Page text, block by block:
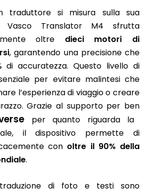
traduttore si misura sulla sua
Vasco Translator M4 sfrutta
oltre dieci motori di
, garantendo una precisione che
di accuratezza. Questo livello di
per evitare malintesi che
l’esperienza di viaggio o creare
Grazie al supporto per ben
per quanto riguarda la
il dispositivo permette di
con oltre il 90% della
.
di foto e testi sono